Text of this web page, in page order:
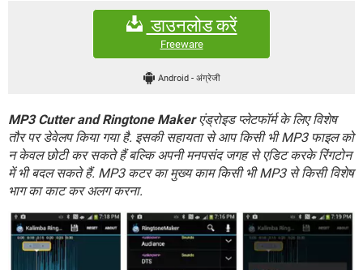
कंप्यूटर बस
डाउनलोड करें
Freeware
Android - अंग्रेजी
MP3 Cutter and Ringtone Makerएंड्रोइड प्लेटफॉर्म के लिए विशेष
तौर पर डेवेलप किया गया है. इसकी सहायता से आप किसी भी MP3 फाइल को
न केवल छोटी कर सकते हैं बल्कि अपनी मनपसंद जगह से एडिट करके रिंगटोन
में भी बदल सकते हैं. MP3 कटर का मुख्य काम किसी भी MP3 से किसी विशेष
भाग का काट कर अलग करना.